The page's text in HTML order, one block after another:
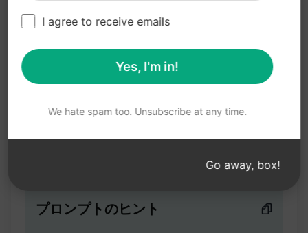
アイデアを生み出すジェネ
プロンプトのヒント
I agree to receive emails
Yes, I'm in!
We hate spam too. Unsubscribe at any time.
Go away, box!